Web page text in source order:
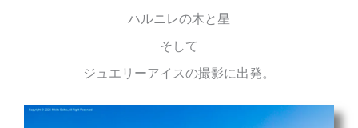
ハルニレの木と星
そして
ジュエリーアイスの撮影に出発。